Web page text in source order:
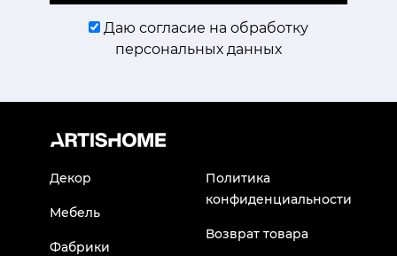
Даю согласие на обработку
персональных данных
Декор
Мебель
Фабрики
Политика
конфиденциальности
Возврат товара